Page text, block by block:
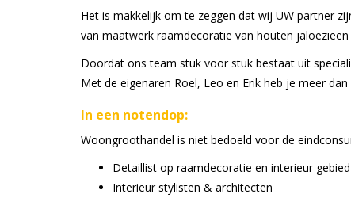
Het is makkelijk om te zeggen dat wij UW partner
van maatwerk raamdecoratie van houten
Doordat ons team stuk voor stuk bestaat uit
Met de eigenaren Roel, Leo en Erik heb je meer
In een notendop:
Woongroothandel is niet bedoeld voor de
Detaillist op raamdecoratie en interieur gebied
Interieur stylisten & architecten